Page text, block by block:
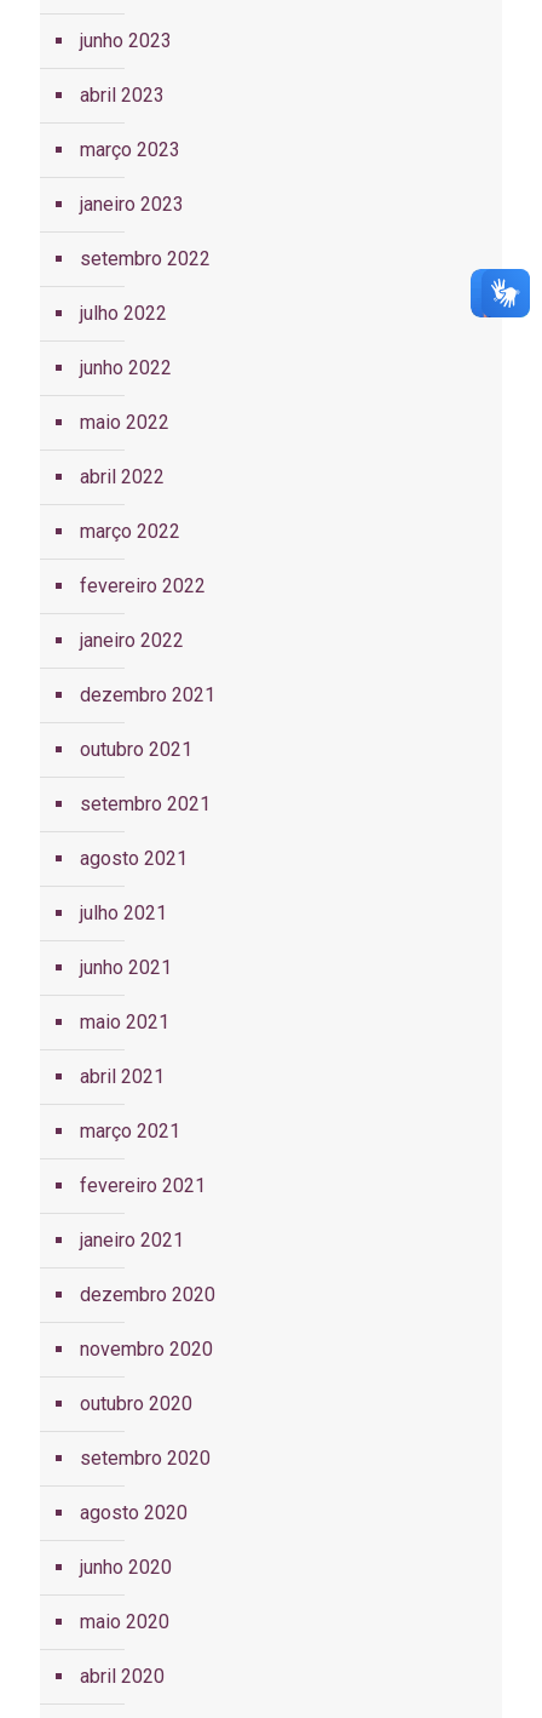
junho 2023
abril 2023
março 2023
janeiro 2023
setembro 2022
julho 2022
junho 2022
maio 2022
abril 2022
março 2022
fevereiro 2022
janeiro 2022
dezembro 2021
outubro 2021
setembro 2021
agosto 2021
julho 2021
junho 2021
maio 2021
abril 2021
março 2021
fevereiro 2021
janeiro 2021
dezembro 2020
novembro 2020
outubro 2020
setembro 2020
agosto 2020
junho 2020
maio 2020
abril 2020